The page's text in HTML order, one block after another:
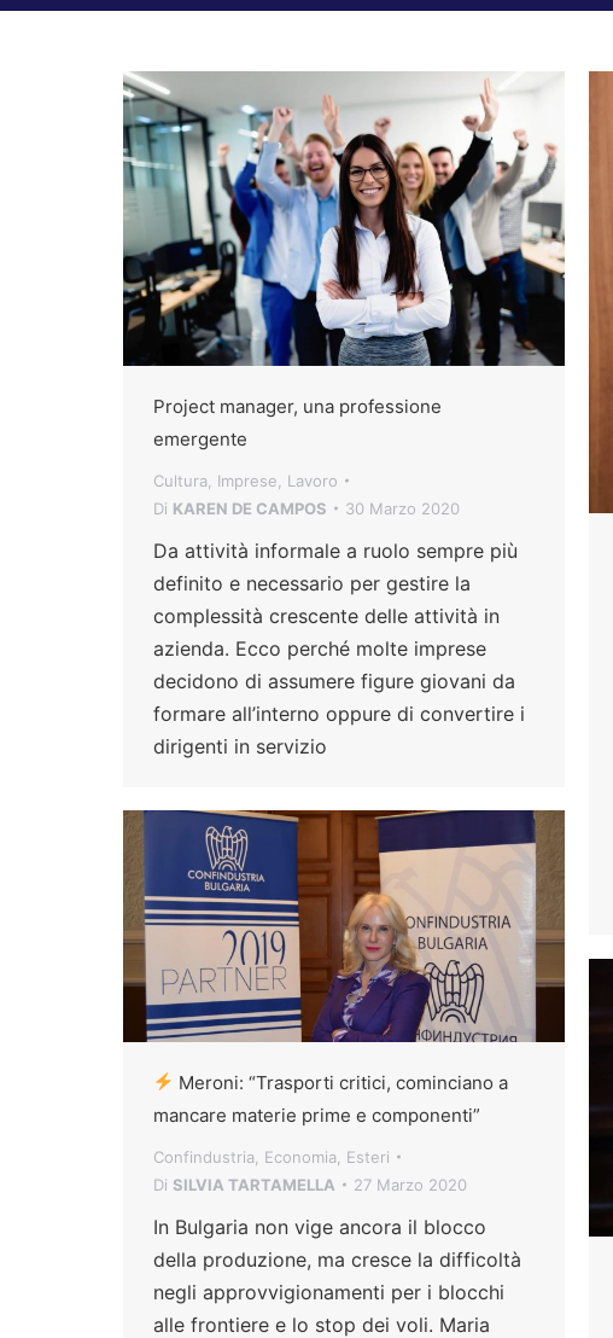
Project manager, una professione
emergente
Cultura Imprese
Lavoro
Di KAREN DE CAMPOS 30 Marzo 2020
Da attività informale a ruolo sempre più
definito e necessario per gestire la
complessità crescente delle attività in
azienda. Ecco perché molte imprese
decidono di assumere figure giovani da
formare all’interno oppure di convertire i
dirigenti in servizio
Meroni: “Trasporti critici, cominciano a
mancare materie prime e componenti”
Confindustria Economia
Esteri
Di SILVIA TARTAMELLA 27 Marzo 2020
In Bulgaria non vige ancora il blocco
della produzione, ma cresce la difficoltà
negli approvvigionamenti per i blocchi
alle frontiere e lo stop dei voli. Maria